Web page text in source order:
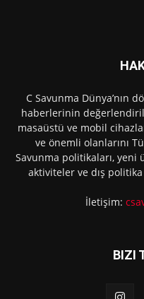
C Savunma Dünya’nın
haberlerinin
masaüstü ve mobil
ve önemli olanlarını
Savunma politikaları,
aktiviteler ve dış politika
İletişim:
BIZI